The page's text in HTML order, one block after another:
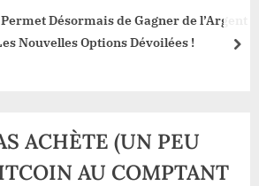
Désormais de Gagner de l’Argent
Nouvelles Options Dévoilées !
ACHÈTE (UN PEU
AU COMPTANT